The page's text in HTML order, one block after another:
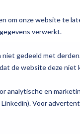
om onze website te
verwerkt.
gedeeld met
de website deze niet
analytische en
Voor
Oplossingen
Magister Zorg
Magister To do
Trainingen
Training op